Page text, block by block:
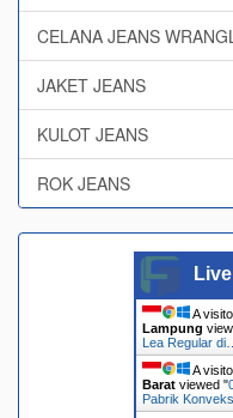
CELANA JEANS
JAKET JEANS
KULOT JEANS
ROK JEANS
A
Lampung
Lea Regular di…
A
Baratviewed "
Pabrik